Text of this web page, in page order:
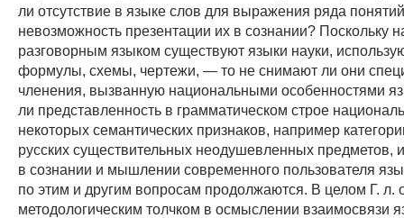
ли отсутствие в языке слов для выражения ряда понятий
невозможность презентации их в сознании? Поскольку
разговорным языком существуют языки науки,
формулы, схемы, чертежи, — то не снимают ли они
членения, вызванную национальными особенностями
ли представленность в грамматическом строе
некоторых семантических признаков, например
русских существительных неодушевленных предметов,
в сознании и мышлении современного пользователя
по этим и другим вопросам продолжаются. В целом Г. л.
методологическим толчком в осмыслении взаимосвязи